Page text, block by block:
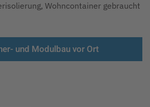
Wohncontainer gebraucht
und Modulbau vor Ort